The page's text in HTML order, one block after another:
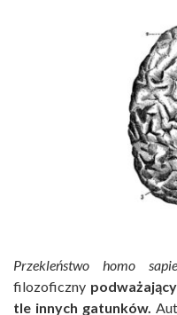
Przekleństwo homo
filozoficzny
tle innych gatunków.